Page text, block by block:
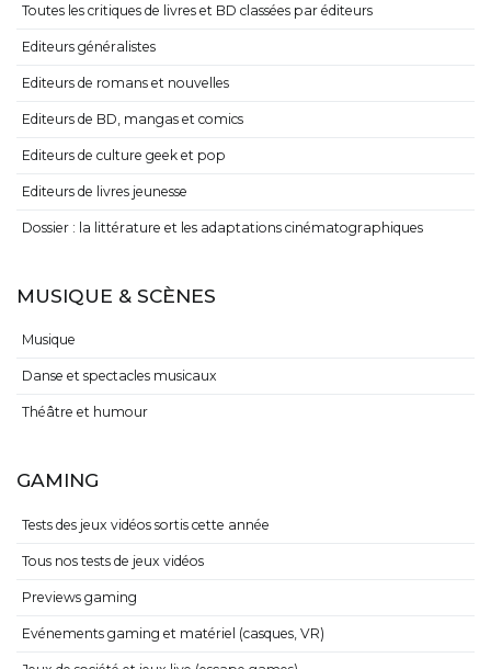
Toutes les critiques de livres et BD classées par éditeurs
Editeurs généralistes
Editeurs de romans et nouvelles
Editeurs de BD, mangas et comics
Editeurs de culture geek et pop
Editeurs de livres jeunesse
Dossier : la littérature et les adaptations cinématographiques
MUSIQUE & SCÈNES
Musique
Danse et spectacles musicaux
Théâtre et humour
GAMING
Tests des jeux vidéos sortis cette année
Tous nos tests de jeux vidéos
Previews gaming
Evénements gaming et matériel (casques, VR)